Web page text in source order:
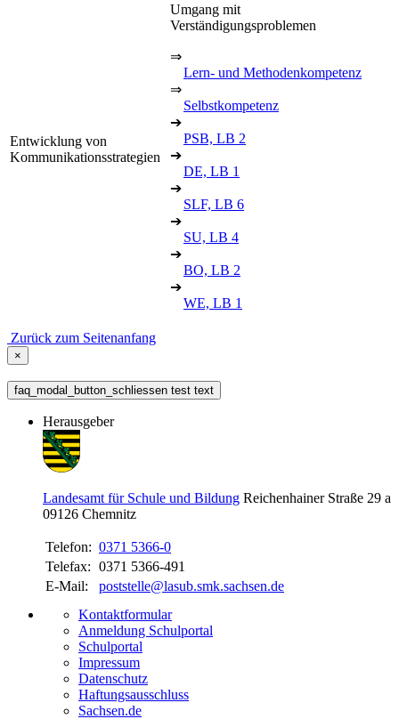
Entwicklung von
Kommunikationsstrategien
Umgang mit
Verständigungsproblemen
⇒
Lern- und Methodenkompetenz
⇒
Selbstkompetenz
➔
PSB, LB 2
➔
DE, LB 1
➔
SLF, LB 6
➔
SU, LB 4
➔
BO, LB 2
➔
WE, LB 1
Zurück zum Seitenanfang
×
faq_modal_button_schliessen test text
Herausgeber
Landesamt für Schule und Bildung Reichenhainer Straße 29 a
09126 Chemnitz
Telefon: 0371 5366-0
Telefax: 0371 5366-491
E-Mail:
poststelle@lasub.smk.sachsen.de
Kontaktformular
Anmeldung Schulportal
Schulportal
Impressum
Datenschutz
Haftungsausschluss
Sachsen.de